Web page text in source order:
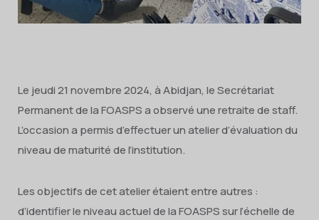
Le jeudi 21 novembre 2024, à Abidjan, le Secrétariat
Permanent de la FOASPS a observé une retraite de staff.
L’occasion a permis d’effectuer un atelier d’évaluation du
niveau de maturité de l’institution.
Les objectifs de cet atelier étaient entre autres :
d’identifier le niveau actuel de la FOASPS sur l’échelle de